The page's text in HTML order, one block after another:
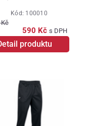
Kód: 100010
Kč
590 Kč s DPH
produktu